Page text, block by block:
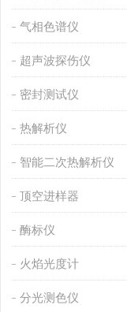
气相色谱仪
超声波探伤仪
密封测试仪
热解析仪
智能二次热解析仪
顶空进样器
酶标仪
火焰光度计
分光测色仪